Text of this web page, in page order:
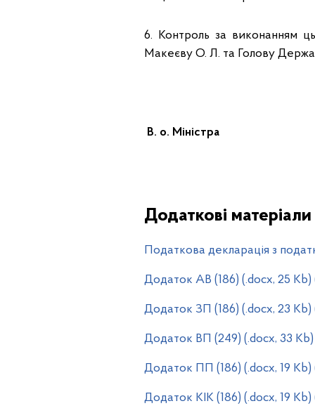
6. Контроль за виконанням
Макеєву О. Л. та Голову
В. о.
Додаткові матеріали
Податкова декларація з
Додаток АВ (186) (.docx, 25 Kb)
Додаток ЗП (186) (.docx, 23 Kb)
Додаток ВП (249) (.docx, 33
Додаток ПП (186) (.docx, 19 Kb)
Додаток КІК (186) (.docx, 19